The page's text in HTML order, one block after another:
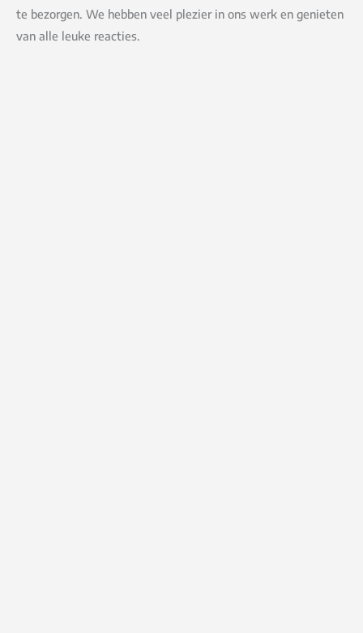
te bezorgen. We hebben veel plezier in ons werk en genieten
van alle leuke reacties.